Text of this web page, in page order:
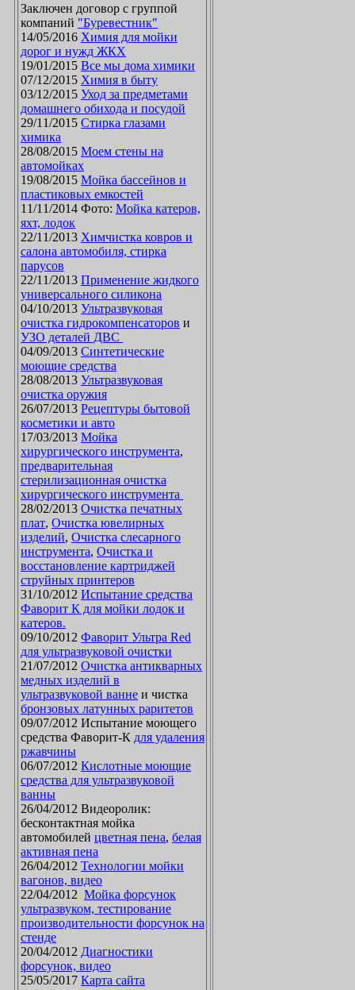
Заключен договор с группой
компаний "Буревестник"
14/05/2016 Химия для мойки
дорог и нужд ЖКХ
19/01/2015
Все мы дома химики
07/12/2015 Химия в быту
03/12/2015 Уход за предметами
домашнего обихода и посудой
29/11/2015 Стирка глазами
химика
28/08/2015 Моем стены на
автомойках
19/08/2015 Мойка бассейнов и
пластиковых емкостей
11/11/2014 Фото: Мойка катеров,
яхт, лодок
22/11/2013 Химчистка ковров и
салона автомобиля, стирка
парусов
22/11/2013 Применение жидкого
универсального силикона
04/10/2013 Ультразвуковая
очистка гидрокомпенсаторов и
УЗО деталей ДВС
04/09/2013 Синтетические
моющие средства
28/08/2013 Ультразвуковая
очистка оружия
26/07/2013 Рецептуры бытовой
косметики и авто
17/03/2013 Мойка
хирургического инструмента,
предварительная
стерилизационная очистка
хирургического инструмента
28/02/2013 Очистка печатных
плат, Очистка ювелирных
изделий, Очистка слесарного
инструмента, Очистка и
восстановление картриджей
струйных принтеров
31/10/2012 Испытание средства
Фаворит К для мойки лодок и
катеров.
09/10/2012 Фаворит Ультра Red
для ультразвуковой очистки
21/07/2012 Очистка антикварных
медных изделий в
ультразвуковой ванне и чистка
бронзовых латунных раритетов
09/07/2012 Испытание моющего
средства Фаворит-К для удаления
ржавчины
06/07/2012 Кислотные моющие
средства для ультразвуковой
ванны
26/04/2012 Видеоролик:
бесконтактная мойка
автомобилей цветная пена, белая
активная пена
26/04/2012 Технологии мойки
вагонов, видео
22/04/2012 Мойка форсунок
ультразвуком, тестирование
производительности форсунок на
стенде
20/04/2012 Диагностики
форсунок, видео
25/05/2017 Карта сайта